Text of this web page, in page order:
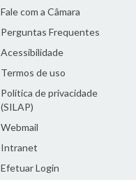
Fale com a Câmara
Perguntas Frequentes
Acessibilidade
Termos de uso
Política de privacidade
(SILAP)
Webmail
Intranet
Efetuar Login